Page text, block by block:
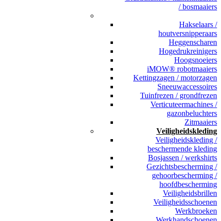
/ bosmaaiers
Hakselaars /
houtversnipperaars
Heggenscharen
Hogedrukreinigers
Hoogsnoeiers
iMOW® robotmaaiers
Kettingzagen / motorzagen
Sneeuwaccessoires
Tuinfrezen / grondfrezen
Verticuteermachines /
gazonbeluchters
Zitmaaiers
Veiligheidskleding
Veiligheidskleding /
beschermende kleding
Bosjassen / werkshirts
Gezichtsbescherming /
gehoorbescherming /
hoofdbescherming
Veiligheidsbrillen
Veiligheidsschoenen
Werkbroeken